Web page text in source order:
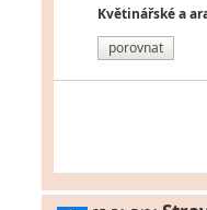
Květinářské a
porovnat